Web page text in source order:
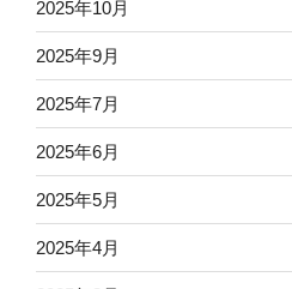
2025年10月
2025年9月
2025年7月
2025年6月
2025年5月
2025年4月